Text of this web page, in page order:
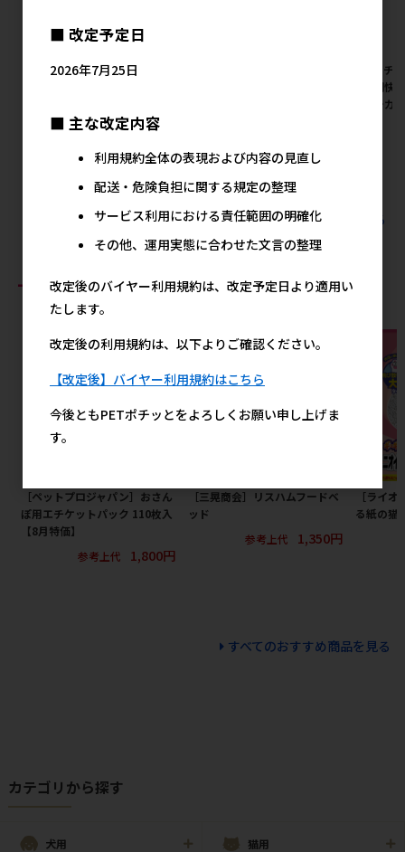
[ユニ･チャーム]マナーウェア
フェア10】
2,819円
[ユニ･チ
長時間快
【メーカ
すべてのユニ・チャームの人気商品を見る
おすすめ商品
［ペットプロジャパン］おさん
ぽ用エチケットパック 110枚入
【8月特価】
参考上代
1,800円
［三晃商会］リスハムフードベ
ッド
参考上代
1,350円
［ライ
る紙の猫
すべてのおすすめ商品を見る
カテゴリから探す
犬用 猫用
■ 改定予定日
2026年7月25日
■ 主な改定内容
利用規約全体の表現および内容の見直し
配送・危険負担に関する規定の整理
サービス利用における責任範囲の明確化
その他、運用実態に合わせた文言の整理
改定後のバイヤー利用規約は、改定予定日より適用い
たします。
改定後の利用規約は、以下よりご確認ください。
【改定後】バイヤー利用規約はこちら
今後ともPETポチッとをよろしくお願い申し上げま
す。